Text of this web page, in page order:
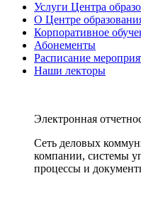
Услуги Центра
О Центре
Корпоративное
Абонементы
Расписание
Наши лекторы
Электронная
Сеть деловых
компании, системы
процессы и